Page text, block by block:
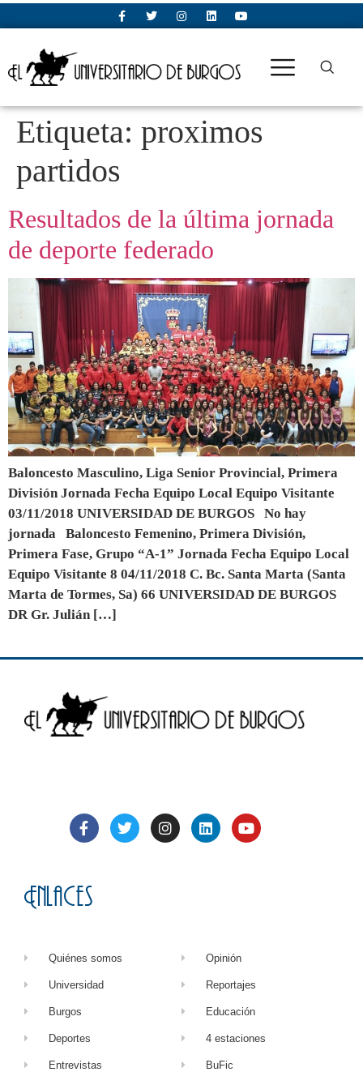
Etiqueta: proximos
partidos
Resultados de la última jornada
de deporte federado
Baloncesto Masculino, Liga Senior Provincial, Primera
División Jornada Fecha Equipo Local Equipo Visitante
03/11/2018 UNIVERSIDAD DE BURGOS No hay
jornada Baloncesto Femenino, Primera División,
Primera Fase, Grupo “A-1” Jornada Fecha Equipo Local
Equipo Visitante 8 04/11/2018 C. Bc. Santa Marta (Santa
Marta de Tormes, Sa) 66 UNIVERSIDAD DE BURGOS
DR Gr. Julián […]
Enlaces
Quiénes somos
Universidad
Burgos
Deportes
Entrevistas
Opinión
Reportajes
Educación
4 estaciones
BuFic